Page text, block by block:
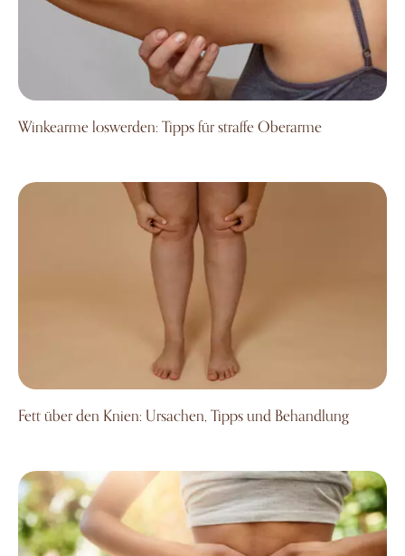
Winkearme loswerden: Tipps für straffe Oberarme
Fett über den Knien: Ursachen, Tipps und Behandlung
Fett über den Knien: Ursachen, Tipps und Behandlung
Wie setzen sich die Kosten einer Bauchdecken­­­straffung